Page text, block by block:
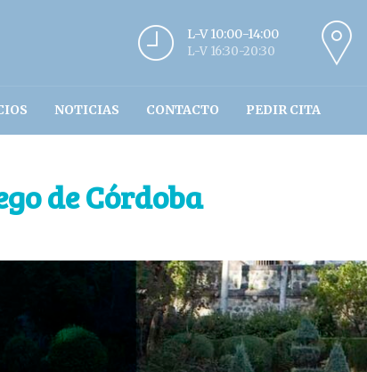
L-V 10:00-14:00
L-V 16:30-20:30
NOTICIAS CONTACTO PEDIR CITA
de Córdoba